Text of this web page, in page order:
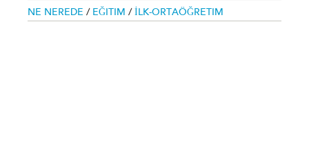
NE NEREDE / EĞITIM / İLK-ORTAÖĞRETIM